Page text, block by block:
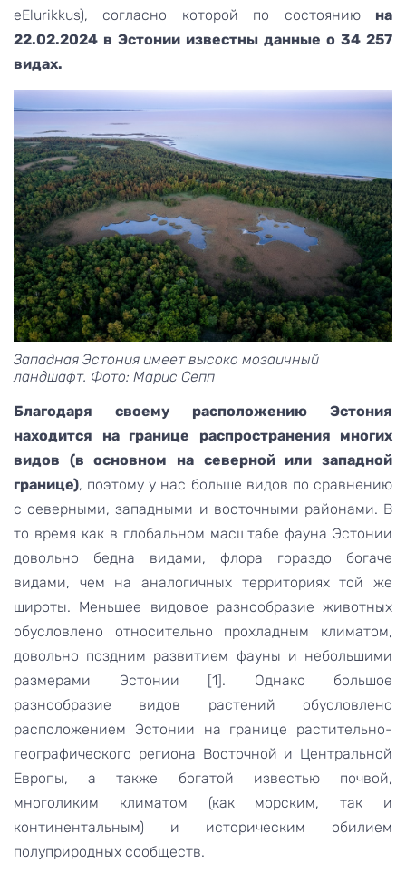
eElurikkus), согласно которой по состоянию на
22.02.2024 в Эстонии известны данные о 34 257
видах.
Западная Эстония имеет высоко мозаичный
ландшафт. Фото: Марис Сепп
Благодаря своему расположению Эстония
находится на границе распространения многих
видов (в основном на северной или западной
границе), поэтому у нас больше видов по сравнению
с северными, западными и восточными районами. В
то время как в глобальном масштабе фауна Эстонии
довольно бедна видами, флора гораздо богаче
видами, чем на аналогичных территориях той же
широты. Меньшее видовое разнообразие животных
обусловлено относительно прохладным климатом,
довольно поздним развитием фауны и небольшими
размерами Эстонии [1]. Однако большое
разнообразие видов растений обусловлено
расположением Эстонии на границе растительно-
географического региона Восточной и Центральной
Европы, а также богатой известью почвой,
многоликим климатом (как морским, так и
континентальным) и историческим обилием
полуприродных сообществ.